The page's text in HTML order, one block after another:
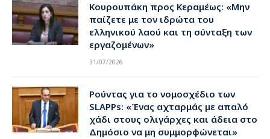
Κουρουπάκη προς Κεραμέως: «Μην
παίζετε με τον ιδρώτα του
ελληνικού λαού και τη σύνταξη των
εργαζομένων»
31/07/2026
Ρούντας για το νομοσχέδιο των
SLAPPs: «Ένας αχταρμάς με απαλό
χάδι στους ολιγάρχες και άδεια στο
Δημόσιο να μη συμμορφώνεται»